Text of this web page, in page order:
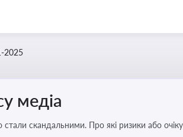
2025
медіа
стали скандальними. Про які ризики або